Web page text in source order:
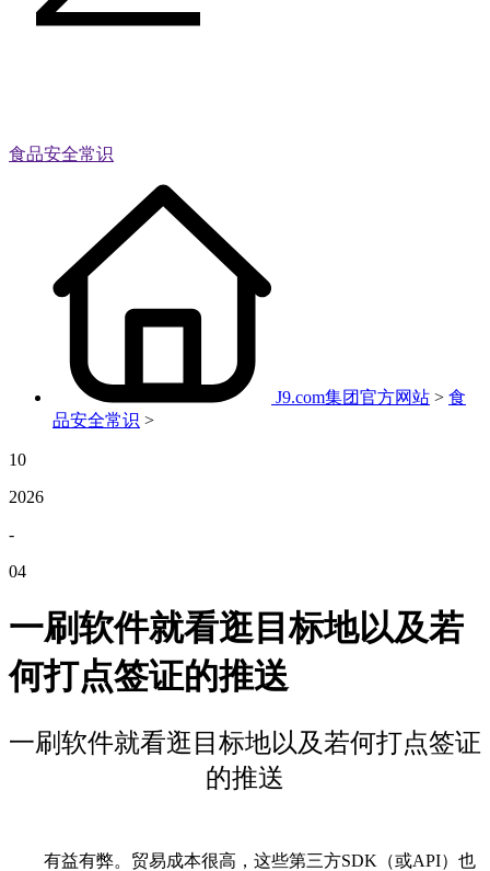
食品安全常识
J9.com集团官方网站 > 食
品安全常识 >
10
2026
-
04
一刷软件就看逛目标地以及若
何打点签证的推送
一刷软件就看逛目标地以及若何打点签证
的推送
有益有弊。贸易成本很高，这些第三方SDK（或API）也